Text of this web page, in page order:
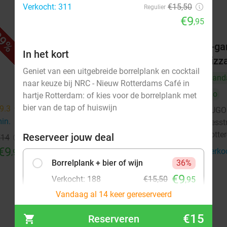
9.3 star
,95
pizza bij SUGO
Vandaag Morgen
Zo
SUGO Pizza Rotterdam Aert van
Nesstraat
9.2star
Verkocht: 394
€17,95
2-
Do
Verkocht: 311
Regulier €15,50
€9,95
In het kort
Geniet van een uitgebreide borrelplank en cocktail
naar keuze bij NRC - Nieuw Rotterdams Café in
hartje Rotterdam: of kies voor de borrelplank met
bier van de tap of huiswijn
Reserveer jouw deal
Borrelplank + bier of wijn
36%
Verkocht: 188
€15,50 €9,95
Borrelplank + cocktail
40%
Vandaag al 14 keer gereserveerd
Reserveren €15